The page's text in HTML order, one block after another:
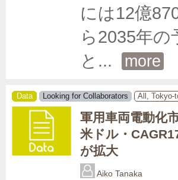
には12億
ら2035年
と ... more
Data Looking for Collaborators All, Tokyo-
軍用車両電動化
米ドル・
が拡大
Aiko Tanaka